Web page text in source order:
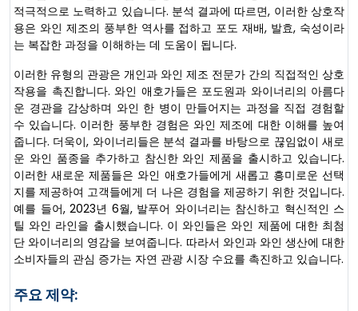
적극적으로 노력하고 있습니다. 분석 결과에 따르면, 이러한 상호작
용은 와인 제조의 풍부한 역사를 접하고 포도 재배, 발효, 숙성이라
는 복잡한 과정을 이해하는 데 도움이 됩니다.
이러한 유형의 관광은 개인과 와인 제조 전문가 간의 직접적인 상호
작용을 촉진합니다. 와인 애호가들은 포도원과 와이너리의 아름다
운 경관을 감상하며 와인 한 병이 만들어지는 과정을 직접 경험할
수 있습니다. 이러한 풍부한 경험은 와인 제조에 대한 이해를 높여
줍니다. 더욱이, 와이너리들은 분석 결과를 바탕으로 끊임없이 새로
운 와인 품종을 추가하고 참신한 와인 제품을 출시하고 있습니다.
이러한 새로운 제품들은 와인 애호가들에게 새롭고 흥미로운 선택
지를 제공하여 고객들에게 더 나은 경험을 제공하기 위한 것입니다.
예를 들어, 2023년 6월, 발푸어 와이너리는 참신하고 혁신적인 스
틸 와인 라인을 출시했습니다. 이 와인들은 와인 제품에 대한 최첨
단 와이너리의 영감을 보여줍니다. 따라서 와인과 와인 생산에 대한
소비자들의 관심 증가는 자연 관광 시장 수요를 촉진하고 있습니다.
주요 제약: